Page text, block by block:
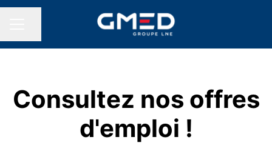
Partager la page
Consultez nos offres
d'emploi !